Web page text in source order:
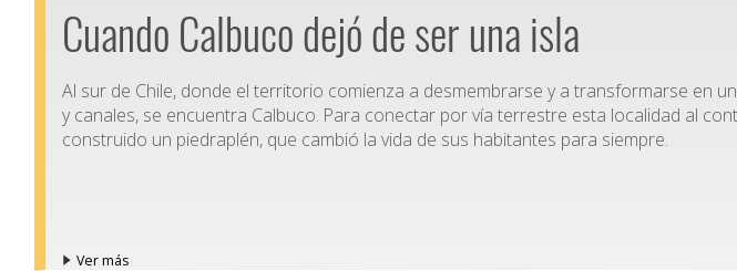
Cuando Calbuco dejó de ser una isla
Al sur de Chile, donde el territorio comienza a desmembrarse y a transformarse en
y canales, se encuentra Calbuco. Para conectar por vía terrestre esta localidad al
construido un piedraplén, que cambió la vida de sus habitantes para siempre.
Ver más